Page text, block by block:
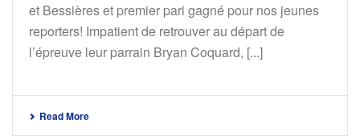
et Bessières et premier pari gagné pour nos jeunes
reporters! Impatient de retrouver au départ de
l’épreuve leur parrain Bryan Coquard, [...]
Read More